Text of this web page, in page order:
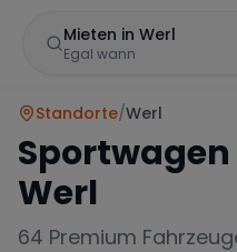
Mieten in Werl
Egal wann
Standorte/Werl
Werl
64 Premium